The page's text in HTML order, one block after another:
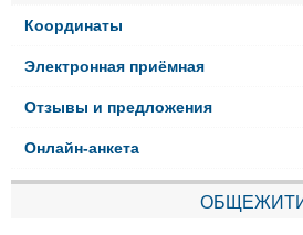
Координаты
Электронная приёмная
Отзывы и предложения
Онлайн-анкета